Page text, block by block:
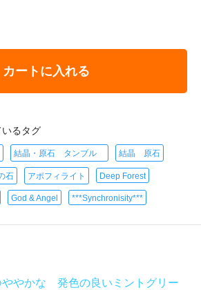
カートに入れる
るタグ
結晶・原石 タンブル 結晶 原石
石 アポフィライト Deep Forest
God & Angel ***Synchronisity***
やかな 発色の良いミントグリー